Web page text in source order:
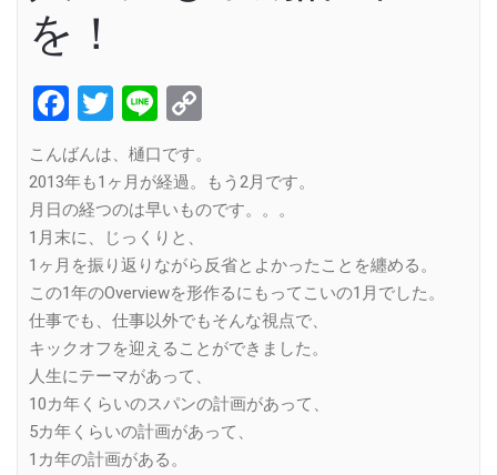
を！
Facebook
Twitter
Line
こんばんは、樋口です。
2013年も1ヶ月が経過。もう2月です。
月日の経つのは早いものです。。。
1月末に、じっくりと、
1ヶ月を振り返りながら反省とよかったことを纏める。
この1年のOverviewを形作るにもってこいの1月でした。
仕事でも、仕事以外でもそんな視点で、
キックオフを迎えることができました。
人生にテーマがあって、
10カ年くらいのスパンの計画があって、
5カ年くらいの計画があって、
1カ年の計画がある。